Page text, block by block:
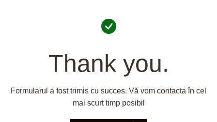
Thank you.
Formularul a fost trimis cu succes. Vă vom contacta în cel
mai scurt timp posibil